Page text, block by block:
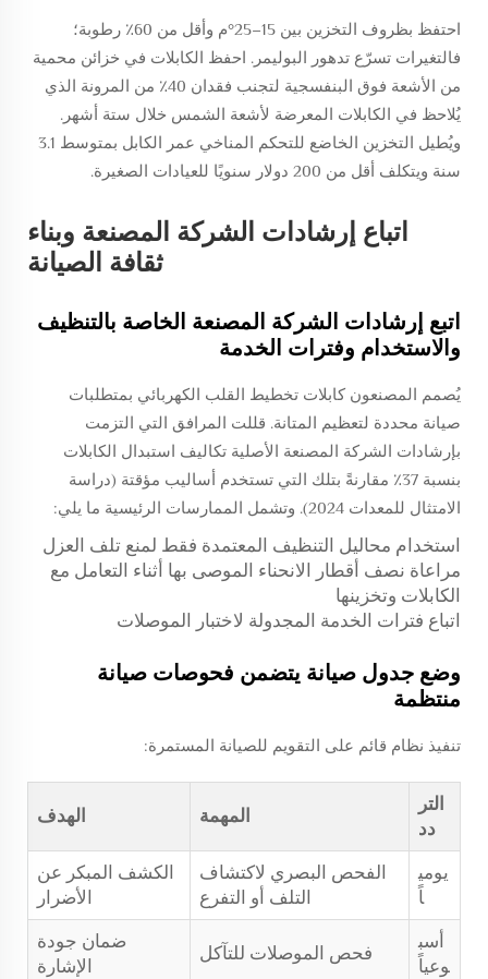
احتفظ بظروف التخزين بين 15–25°م وأقل من 60٪ رطوبة؛
فالتغيرات تسرّع تدهور البوليمر. احفظ الكابلات في خزائن محمية
من الأشعة فوق البنفسجية لتجنب فقدان 40٪ من المرونة الذي
يُلاحظ في الكابلات المعرضة لأشعة الشمس خلال ستة أشهر.
ويُطيل التخزين الخاضع للتحكم المناخي عمر الكابل بمتوسط 3.1
سنة ويتكلف أقل من 200 دولار سنويًا للعيادات الصغيرة.
اتباع إرشادات الشركة المصنعة وبناء
ثقافة الصيانة
اتبع إرشادات الشركة المصنعة الخاصة بالتنظيف
والاستخدام وفترات الخدمة
يُصمم المصنعون كابلات تخطيط القلب الكهربائي بمتطلبات
صيانة محددة لتعظيم المتانة. قللت المرافق التي التزمت
بإرشادات الشركة المصنعة الأصلية تكاليف استبدال الكابلات
بنسبة 37٪ مقارنةً بتلك التي تستخدم أساليب مؤقتة (دراسة
الامتثال للمعدات 2024). وتشمل الممارسات الرئيسية ما يلي:
استخدام محاليل التنظيف المعتمدة فقط لمنع تلف العزل
مراعاة نصف أقطار الانحناء الموصى بها أثناء التعامل مع
الكابلات وتخزينها
اتباع فترات الخدمة المجدولة لاختبار الموصلات
وضع جدول صيانة يتضمن فحوصات صيانة
منتظمة
تنفيذ نظام قائم على التقويم للصيانة المستمرة:
التر
دد
المهمة الهدف
يومي
اً
الفحص البصري لاكتشاف
التلف أو التفرع
الكشف المبكر عن
الأضرار
أسب
وعياً
فحص الموصلات للتآكل
ضمان جودة
الإشارة